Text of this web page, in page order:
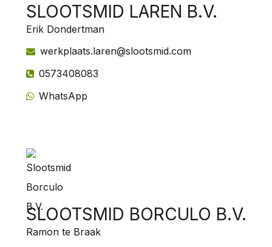
SLOOTSMID LAREN B.V.
Erik Dondertman
werkplaats.laren@slootsmid.com
0573408083
WhatsApp
SLOOTSMID BORCULO B.V.
Ramon te Braak